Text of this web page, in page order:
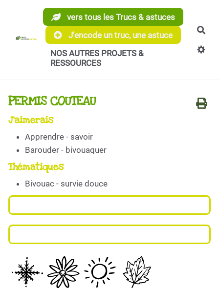
Aller au contenu principal
vers tous les Trucs & astuces
J'encode un truc, une astuce
NOS AUTRES PROJETS &
RESSOURCES
PERMIS COUTEAU
J'aimerais
Apprendre - savoir
Barouder - bivouaquer
Thématiques
Bivouac - survie douce